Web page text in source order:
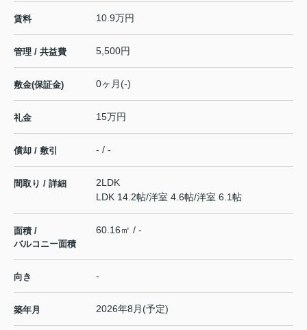
賃料 10.9万円
管理 / 共益費 5,500円
敷金(保証金) 0ヶ月(-)
礼金 15万円
償却 / 敷引 - / -
間取り / 詳細
2LDK
LDK 14.2帖/洋室 4.6帖/洋室 6.1帖
面積 /
バルコニー面積
60.16㎡ / -
向き -
築年月 2026年8月(予定)